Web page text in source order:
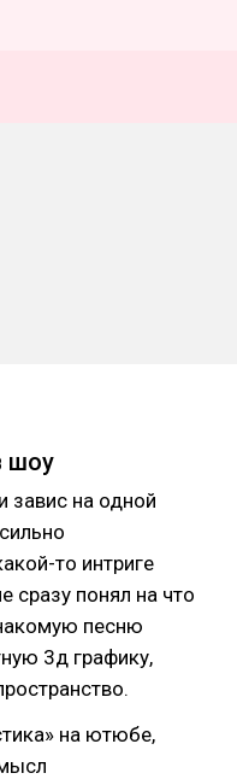
шоу
завис на одной
то интриге
сразу понял на что
песню
3д графику,
на ютюбе,